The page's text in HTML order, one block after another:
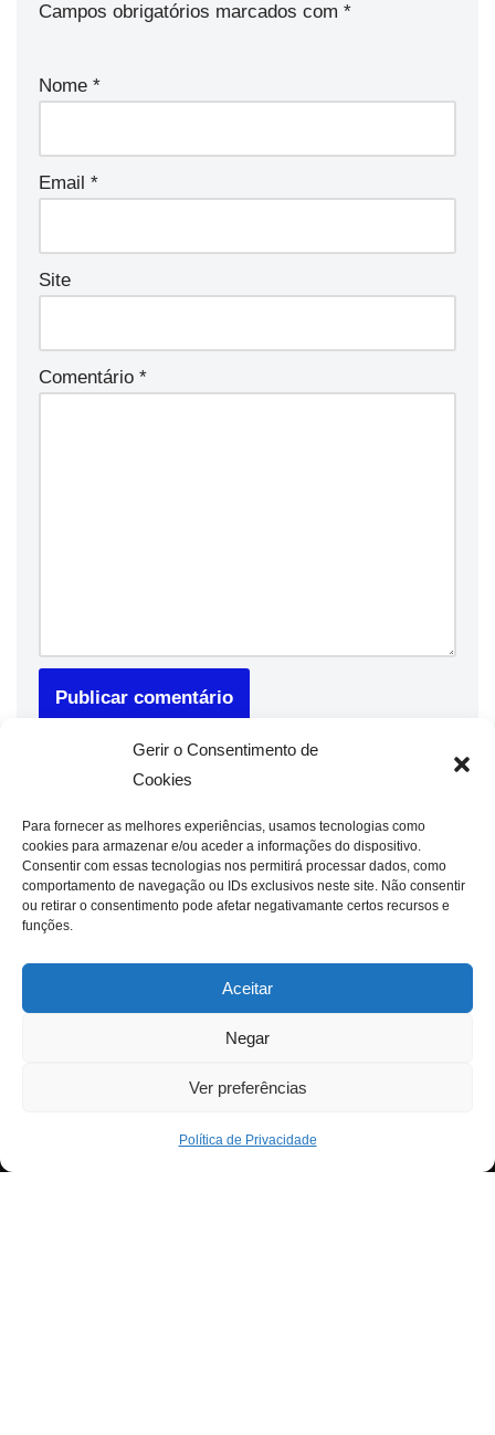
Gerir o Consentimento de
Cookies
Para fornecer as melhores experiências, usamos tecnologias como
cookies para armazenar e/ou aceder a informações do dispositivo.
Consentir com essas tecnologias nos permitirá processar dados, como
comportamento de navegação ou IDs exclusivos neste site. Não consentir
ou retirar o consentimento pode afetar negativamante certos recursos e
funções.
Aceitar
Negar
Ver preferências
Política de Privacidade
Campos obrigatórios marcados com *
Nome *
Email *
Site
Comentário *
| Criado comWordPress